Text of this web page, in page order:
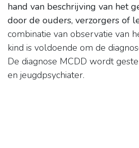
hand van beschrijving van het
door de ouders, verzorgers of
combinatie van observatie van
kind is voldoende om de
De diagnose MCDD wordt
en jeugdpsychiater.